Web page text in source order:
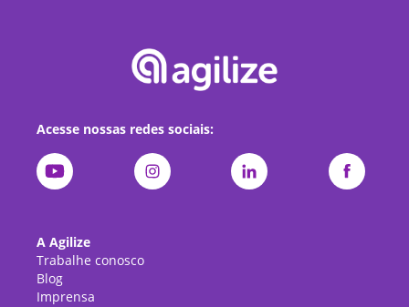
Acesse nossas redes sociais:
A Agilize
Trabalhe conosco
Blog
Imprensa